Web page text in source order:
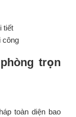
tiết
công
trọn
toàn diện bao